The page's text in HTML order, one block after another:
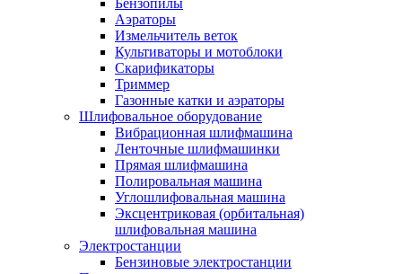
Бензопилы
Аэраторы
Измельчитель веток
Культиваторы и мотоблоки
Скарификаторы
Триммер
Газонные катки и аэраторы
Шлифовальное оборудование
Вибрационная шлифмашина
Ленточные шлифмашинки
Прямая шлифмашина
Полировальная машина
Углошлифовальная машина
Эксцентриковая (орбитальная)
шлифовальная машина
Электростанции
Бензиновые электростанции